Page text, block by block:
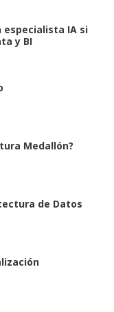
especialista IA si
y BI
Medallón?
de Datos